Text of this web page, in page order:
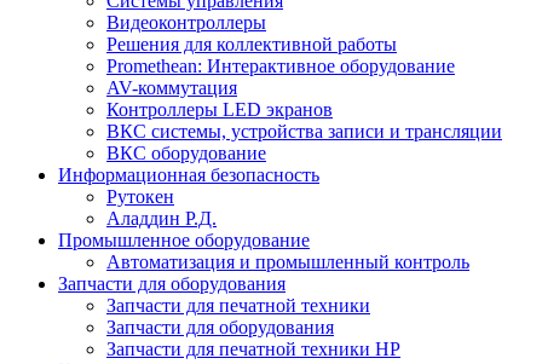
Видеоконтроллеры
Решения для коллективной работы
Promethean: Интерактивное оборудование
AV-коммутация
Контроллеры LED экранов
ВКС системы, устройства записи и трансляции
ВКС оборудование
Информационная безопасность
Рутокен
Аладдин Р.Д.
Промышленное оборудование
Автоматизация и промышленный контроль
Запчасти для оборудования
Запчасти для печатной техники
Запчасти для оборудования
Запчасти для печатной техники HP